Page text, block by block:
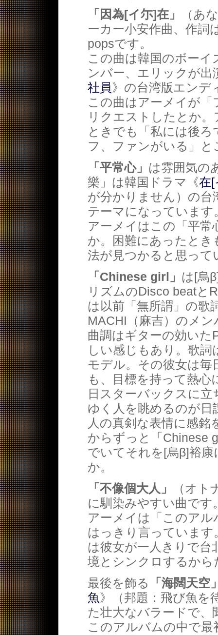
「因為[イ尓]在」
（あ
ーカー小安作曲、作詞
popsです。
この曲は韓国のボーイ
ンバー、エリックが
社員》の台湾版エンデ
この曲はアーメイが
リクエストしたとか
ときでも「私には後
フ、ファンがいる」
「平常心」 は雰囲気の
樂」は韓国ドラマ《在[
が分かりません）の
テーマになっています
アーメイはこの「平
か。困難にあったとき
法が見つかると思って
「Chinese girl」 は[烏
リズムのDisco beatと
は以前「無所謂」の歌
MACHI（麻吉）のメ
曲調はギターの効い
しい感じもあり。歌
モデル。その彼女は
も、目標を持って熱
日スターバックスに
ゆく人を眺めるのが日
人の真剣な表情に感
からずっと「Chinese
でいてそれを[烏β]裕
か。
「不像個大人」
（オ
に馴染みやすい曲です
アーメイは「このア
はっきり言っていま
は彼女が一人きりで台
境とシンクロするから
最後を飾る
「海闊天空
魚》（邦題：飛び魚を
た壮大なバラードで
このアルバムの中で